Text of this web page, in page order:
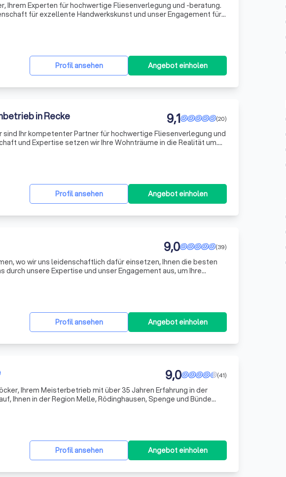
Ihrem Experten für hochwertige Fliesenverlegung und -beratung.
für exzellente Handwerkskunst und unser Engagement für
Profil ansehen Angebot einholen
in Recke (20)
9,1
sind Ihr kompetenter Partner für hochwertige Fliesenverlegung und
und Expertise setzen wir Ihre Wohnträume in die Realität um.
Profil ansehen Angebot einholen
(39)
9,0
wo wir uns leidenschaftlich dafür einsetzen, Ihnen die besten
durch unsere Expertise und unser Engagement aus, um Ihre
Profil ansehen Angebot einholen
(41)
9,0
Ihrem Meisterbetrieb mit über 35 Jahren Erfahrung in der
Ihnen in der Region Melle, Rödinghausen, Spenge und Bünde
Profil ansehen Angebot einholen